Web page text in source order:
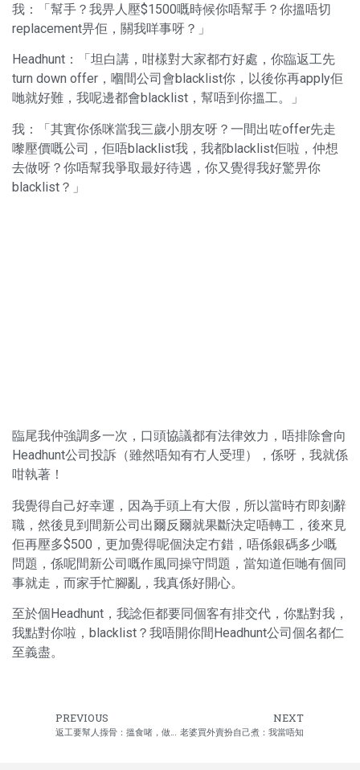
我：「幫手？我畀人壓$1500嘅時候你唔幫手？你搵唔切
replacement畀佢，關我咩事呀？」
Headhunt：「坦白講，咁樣對大家都冇好處，你臨返工先
turn down offer，嗰間公司會blacklist你，以後你再apply佢
哋就好難，我呢邊都會blacklist，幫唔到你搵工。」
我：「其實你係咪當我三歲小朋友呀？一間出咗offer先走
嚟壓價嘅公司，佢唔blacklist我，我都blacklist佢啦，仲想
去做呀？你唔幫我爭取最好待遇，你又覺得我好驚畀你
blacklist？」
臨尾我仲強調多一次，口頭協議都有法律效力，唔排除會向
Headhunt公司投訴（雖然唔知有冇人受理），係呀，我就係
咁執著！
我覺得自己好幸運，因為手頭上有大假，所以當時冇即刻辭
職，然後見到間新公司出爾反爾就果斷決定唔轉工，後來見
佢再壓多$500，更加覺得呢個決定冇錯，唔係銀碼多少嘅
問題，係呢間新公司嘅作風同操守問題，當知道佢哋有個同
事就走，而家手忙腳亂，我真係好開心。
至於個Headhunt，我諗佢都要同個客有排交代，你點對我，
我點對你啦，blacklist？我唔開你間Headhunt公司個名都仁
至義盡。
PREVIOUS NEXT
老婆買外賣扮自己煮：我當唔知